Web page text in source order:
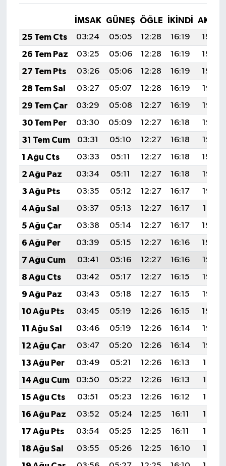
İMSAK GÜNEŞ ÖĞLE İKINDI
25 Tem Cts
03:24 05:05 12:28 16:19
19:40
26 Tem Paz
03:25 05:06 12:28 16:19
19:40
27 Tem Pts
03:26 05:06 12:28 16:19
19:39
28 Tem Sal
03:27 05:07 12:28 16:19
19:38
29 Tem Çar
03:29 05:08 12:27 16:19
19:37
30 Tem Per
03:30 05:09 12:27 16:18
19:36
31 Tem Cum
03:31 05:10 12:27 16:18
19:35
1 Ağu Cts
03:33 05:11 12:27 16:18
19:34
2 Ağu Paz
03:34 05:11 12:27 16:18
19:33
3 Ağu Pts
03:35 05:12 12:27 16:17
19:32
4 Ağu Sal
03:37 05:13 12:27 16:17
19:31
5 Ağu Çar
03:38 05:14 12:27 16:17
19:30
6 Ağu Per
03:39 05:15 12:27 16:16
19:29
7 Ağu Cum
03:41 05:16 12:27 16:16
19:28
8 Ağu Cts
03:42 05:17 12:27 16:15
19:27
9 Ağu Paz
03:43 05:18 12:27 16:15
19:26
10 Ağu Pts
03:45 05:19 12:26 16:15
19:24
11 Ağu Sal
03:46 05:19 12:26 16:14
19:23
12 Ağu Çar
03:47 05:20 12:26 16:14
19:22
13 Ağu Per
03:49 05:21 12:26 16:13
19:21
14 Ağu Cum
03:50 05:22 12:26 16:13
19:19
15 Ağu Cts
03:51 05:23 12:26 16:12
19:18
16 Ağu Paz
03:52 05:24 12:25 16:11
19:17
17 Ağu Pts
03:54 05:25 12:25 16:11
19:16
18 Ağu Sal
03:55 05:26 12:25 16:10
19:14